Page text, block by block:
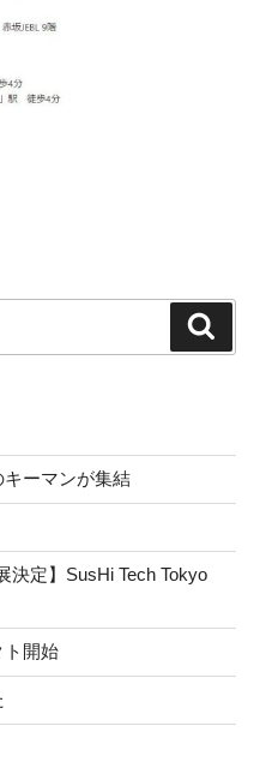
キーマンが集結
決定】SusHi Tech Tokyo
ト開始